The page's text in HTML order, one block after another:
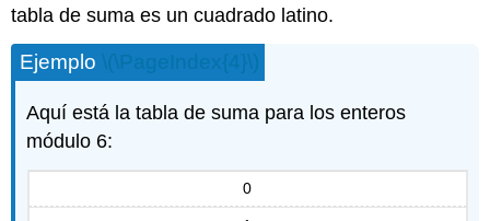
tabla de suma es un cuadrado latino.
Ejemplo \(\PageIndex{4}\)
Aquí está la tabla de suma para los enteros
módulo 6:
0